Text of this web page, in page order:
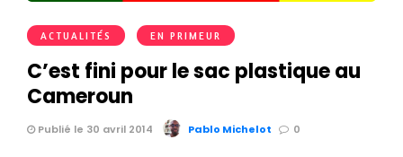
ACTUALITÉS EN PRIMEUR
C’est fini pour le sac plastique au
Cameroun
Publié le 30 avril 2014 Pablo Michelot 0